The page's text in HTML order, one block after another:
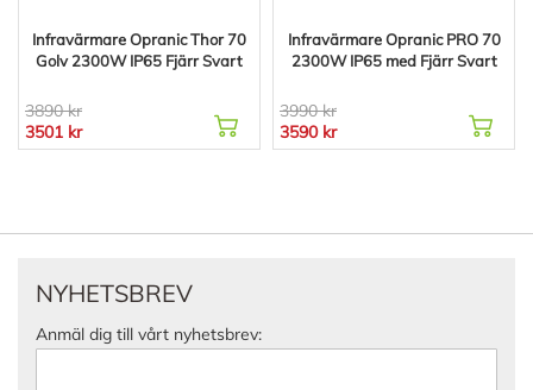
Infravärmare Opranic Thor 70
Golv 2300W IP65 Fjärr Svart
3890 kr
3501 kr
Infravärmare Opranic PRO 70
2300W IP65 med Fjärr Svart
3990 kr
3590 kr
NYHETSBREV
Anmäl dig till vårt nyhetsbrev: